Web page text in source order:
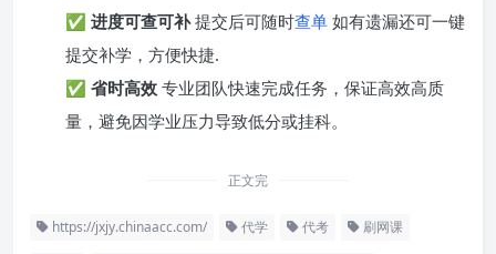
✅ 进度可查可补提交后可随时查单 如有遗漏还可一键
提交补学，方便快捷.
✅ 省时高效 专业团队快速完成任务，保证高效高质
量，避免因学业压力导致低分或挂科。
正文完
https://jxjy.chinaacc.com/ 代学 代考 刷网课